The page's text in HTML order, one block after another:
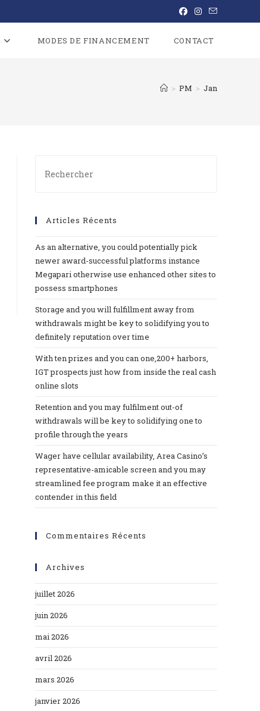
MODES DE FINANCEMENT CONTACT
> PM > Jan
Articles Récents
As an alternative, you could potentially pick
newer award-successful platforms instance
Megapari otherwise use enhanced other sites to
possess smartphones
Storage and you will fulfillment away from
withdrawals might be key to solidifying you to
definitely reputation over time
With ten prizes and you can one,200+ harbors,
IGT prospects just how from inside the real cash
online slots
Retention and you may fulfilment out-of
withdrawals will be key to solidifying one to
profile through the years
Wager have cellular availability, Area Casino’s
representative-amicable screen and you may
streamlined fee program make it an effective
contender in this field
Commentaires Récents
Archives
juillet 2026
juin 2026
mai 2026
avril 2026
mars 2026
janvier 2026